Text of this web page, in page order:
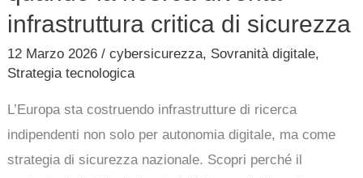
infrastruttura critica di sicurezza
12 Marzo 2026/cybersicurezza, Sovranità digitale,
Strategia tecnologica
L’Europa sta costruendo infrastrutture di ricerca
indipendenti non solo per autonomia digitale, ma come
strategia di sicurezza nazionale. Scopri perché il